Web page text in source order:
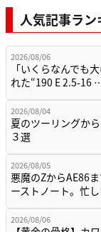
人気記事ラ
2026/08/06
「いくらなんでも
れた“190 E 2.5-16
2026/08/04
夏のツーリングか
３選
2026/08/05
悪魔のZからAE86
ーストノート。忙
2026/08/06